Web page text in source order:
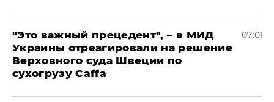
"Это важный прецедент", – в МИД
Украины отреагировали на решение
Верховного суда Швеции по
сухогрузу Caffa
07:01